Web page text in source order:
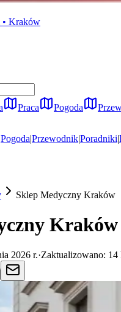
Kraków
Praca Pogoda
Pogoda|Przewodnik|Poradniki|
Sklep Medyczny Kraków
2026 r.·Zaktualizowano: 14